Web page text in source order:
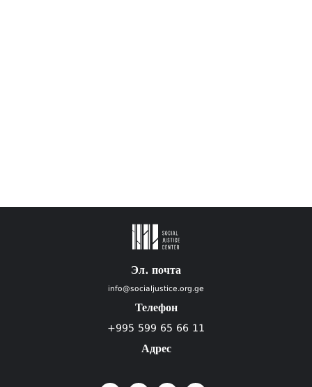
Эл. почта
info@socialjustice.org.ge
Телефон
+995 599 65 66 11
Адрес